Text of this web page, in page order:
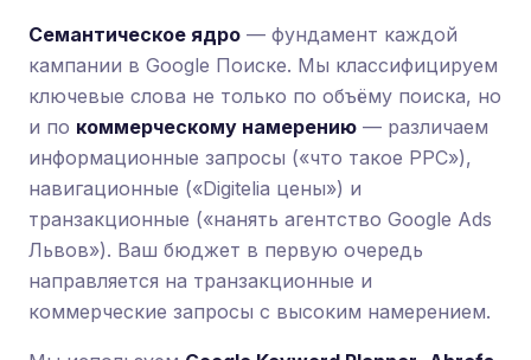
Семантическое ядро — фундамент каждой
кампании в Google Поиске. Мы классифицируем
ключевые слова не только по объёму поиска, но
и по коммерческому намерению — различаем
информационные запросы («что такое PPC»),
навигационные («Digitelia цены») и
транзакционные («нанять агентство Google Ads
Львов»). Ваш бюджет в первую очередь
направляется на транзакционные и
коммерческие запросы с высоким намерением.